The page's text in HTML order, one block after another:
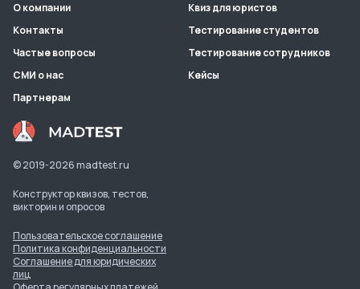
© 2019-2026madtest.ru
Конструктор квизов, тестов,
викторин и опросов
Пользовательское соглашение
Политика конфиденциальности
Соглашение для юридических
лиц
О компании
Контакты
Частые вопросы
СМИ о нас
Партнерам
Квиз для юристов
Тестирование студентов
Тестирование сотрудников
Кейсы